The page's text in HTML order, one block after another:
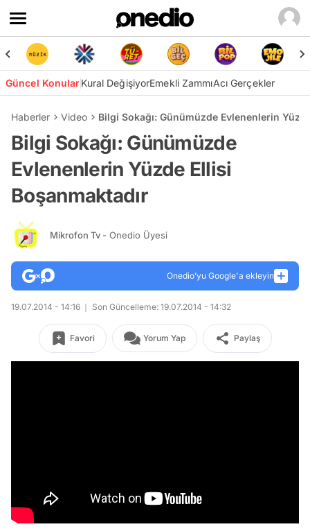
Güncel KonularKural DeğişiyorEmekli ZammıAcı Gerçekler
Haberler Video Bilgi Sokağı: Günümüzde Evlenenlerin
Bilgi Sokağı: Günümüzde
Evlenenlerin Yüzde Ellisi
Boşanmaktadır
Mikrofon Tv - Onedio Üyesi
Onedio’yu Google'a ekleyin
19.07.2014 - 14:16 Son Güncelleme: 19.07.2014 - 14:32
Favori Yorum Yap Paylaş